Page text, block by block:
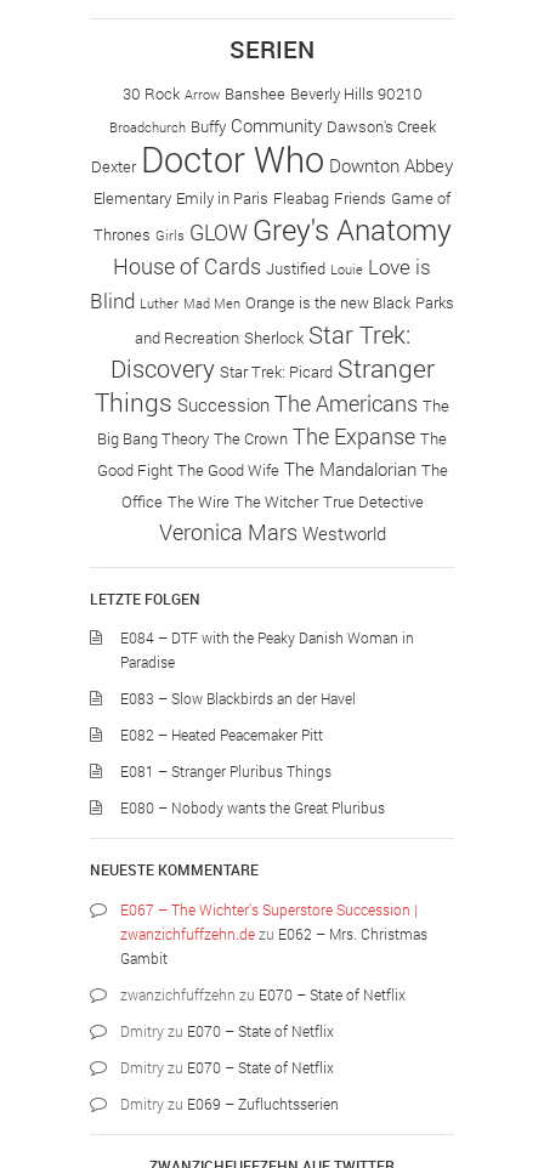
SERIEN
30 Rock Arrow Banshee Beverly Hills 90210
Broadchurch Buffy Community Dawson's Creek
Dexter Doctor Who Downton Abbey
Elementary Emily in Paris Fleabag Friends Game of
Thrones Girls GLOW Grey's Anatomy
House of Cards Justified Louie Love is
Blind Luther Mad Men Orange is the new Black Parks
and Recreation Sherlock Star Trek:
Discovery Star Trek: Picard Stranger
Things Succession The Americans The
Big Bang Theory The Crown The Expanse The
Good Fight The Good Wife The Mandalorian The
Office The Wire The Witcher True Detective
Veronica Mars Westworld
LETZTE FOLGEN
E084 – DTF with the Peaky Danish Woman in
Paradise
E083 – Slow Blackbirds an der Havel
E082 – Heated Peacemaker Pitt
E081 – Stranger Pluribus Things
E080 – Nobody wants the Great Pluribus
NEUESTE KOMMENTARE
E067 – The Wichter’s Superstore Succession |
zwanzichfuffzehn.dezu E062 – Mrs. Christmas
Gambit
zwanzichfuffzehn zu E070 – State of Netflix
Dmitryzu E070 – State of Netflix
Dmitryzu E070 – State of Netflix
Dmitryzu E069 – Zufluchtsserien